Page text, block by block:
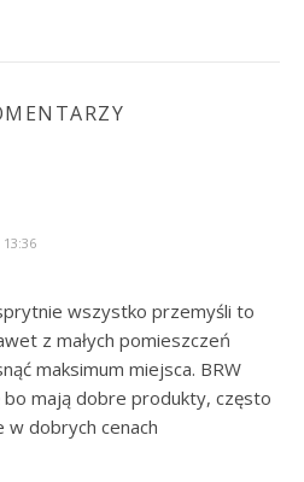
13:36
wszystko przemyśli to
z małych pomieszczeń
maksimum miejsca. BRW
bo mają dobre produkty, często
w dobrych cenach